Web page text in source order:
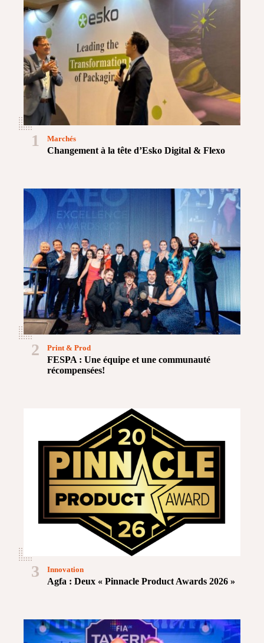
1
Changement à la tête d’Esko Digital & Flexo
Marchés
2
FESPA : Une équipe et une communauté
récompensées!
Print & Prod
3
Agfa : Deux « Pinnacle Product Awards 2026 »
Innovation